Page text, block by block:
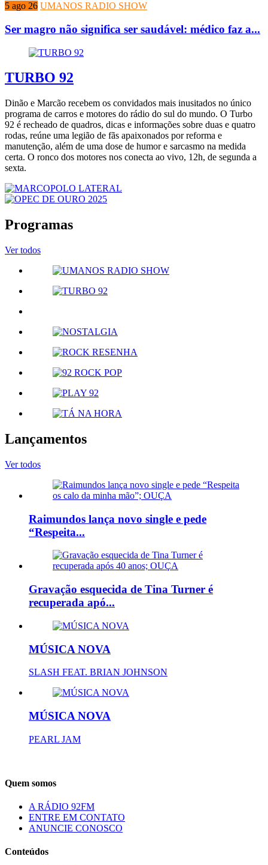
5 ago 26 UMANOS RADIO SHOW
Ser magro não significa ser saudável: médico faz a...
TURBO 92
Dinão e Marcão recebem os convidados mais inusitados no único
programa de carros e motores do rádio do sul do mundo. O Turbo
92 é recheado de quadros, dicas e informações sobre duas e quatro
rodas, reúne uma legião de fãs apaixonados por reforma e
manutenção, além de uma dose de humor e sarcasmo na medida
certa. O ronco dos motores nos conecta ao vivo, 12h, de segunda a
sexta.
Programas
Ver todos
Lançamentos
Ver todos
Raimundos lança novo single e pede
“Respeita...
Gravação esquecida de Tina Turner é
recuperada apó...
MÚSICA NOVA
SLASH FEAT. BRIAN JOHNSON
MÚSICA NOVA
PEARL JAM
Quem somos
A RÁDIO 92FM
ENTRE EM CONTATO
ANUNCIE CONOSCO
Conteúdos